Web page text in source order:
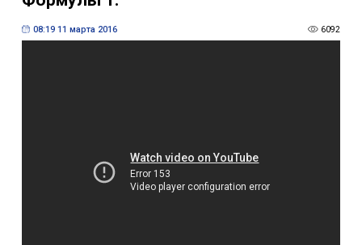
08:19 11 марта 2016 6092